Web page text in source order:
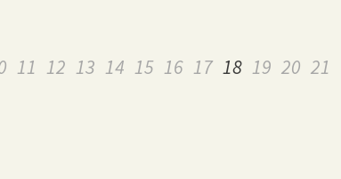
11 12 13 14 15 16 17 18 19 20 21